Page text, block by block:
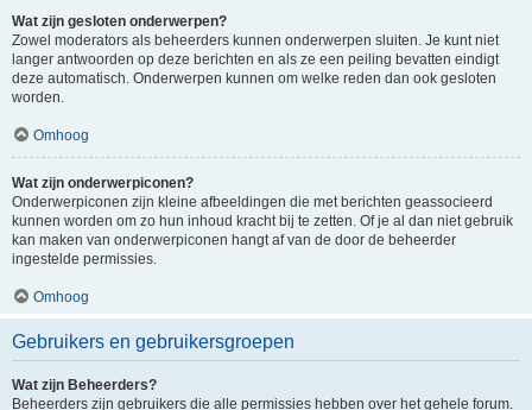
Wat zijn gesloten onderwerpen?
Zowel moderators als beheerders kunnen onderwerpen sluiten. Je kunt niet
langer antwoorden op deze berichten en als ze een peiling bevatten eindigt
deze automatisch. Onderwerpen kunnen om welke reden dan ook gesloten
worden.
Omhoog
Wat zijn onderwerpiconen?
Onderwerpiconen zijn kleine afbeeldingen die met berichten geassocieerd
kunnen worden om zo hun inhoud kracht bij te zetten. Of je al dan niet gebruik
kan maken van onderwerpiconen hangt af van de door de beheerder
ingestelde permissies.
Omhoog
Gebruikers en gebruikersgroepen
Wat zijn Beheerders?
Beheerders zijn gebruikers die alle permissies hebben over het gehele forum.